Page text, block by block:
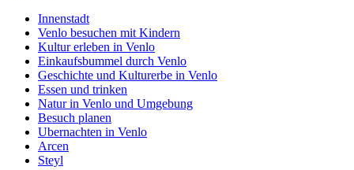
Innenstadt
Venlo besuchen mit Kindern
Kultur erleben in Venlo
Einkaufsbummel durch Venlo
Geschichte und Kulturerbe in Venlo
Essen und trinken
Natur in Venlo und Umgebung
Besuch planen
Ubernachten in Venlo
Arcen
Steyl